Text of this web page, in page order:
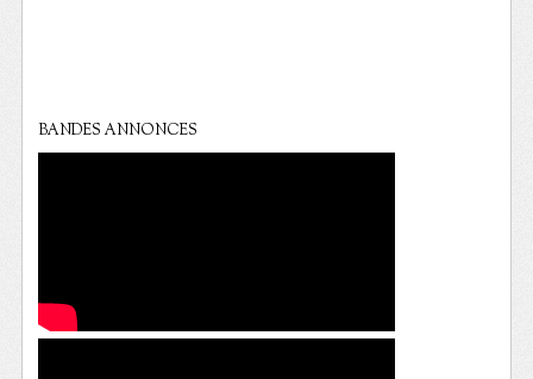
BANDES ANNONCES